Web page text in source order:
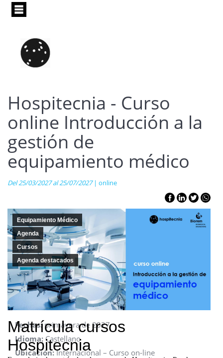
Pasar
principal
Hospitecnia - Curso
online Introducción a la
gestión de
equipamiento médico
Del 25/03/2027 al 25/07/2027| online
Equipamiento Médico
Agenda
Cursos
Agenda destacados
Fechas:primavera de 2027
Idioma: Castellano
Ubicación:Internacional – Curso on-line